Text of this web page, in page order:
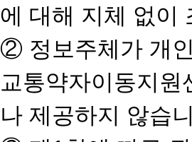
에 대해 지체 없이
② 정보주체가 개
교통약자이동지
나 제공하지 않습